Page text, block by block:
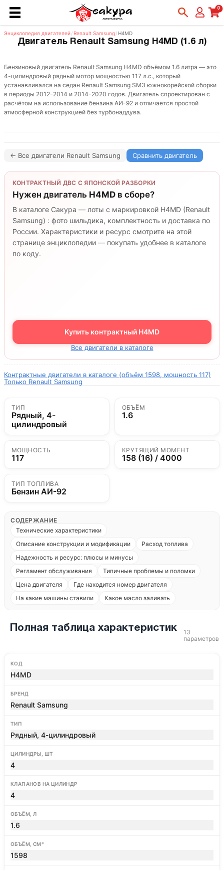
0
Энциклопедия двигателей/ Renault Samsung/ H4MD
Двигатель Renault Samsung H4MD (1.6 л)
Бензиновый двигатель Renault Samsung H4MD объёмом 1.6 литра — это
4-цилиндровый рядный мотор мощностью 117 л.с., который
устанавливался на седан Renault Samsung SM3 южнокорейской сборки
в периоды 2012-2014 и 2014-2020 годов. Двигатель спроектирован с
расчётом на использование бензина АИ-92 и отличается простой
атмосферной конструкцией без турбонаддува.
← Все двигатели Renault Samsung Сравнить двигатель
КОНТРАКТНЫЙ ДВС С ЯПОНСКОЙ РАЗБОРКИ
Нужен двигатель H4MD в сборе?
В каталоге Сакура — лоты с маркировкой H4MD (Renault
Samsung) : фото шильдика, комплектность и доставка по
России. Характеристики и ресурс смотрите на этой
странице энциклопедии — покупать удобнее в каталоге
по коду.
Купить контрактный H4MD
Все двигатели в каталоге
Контрактные двигатели в каталоге (объём 1598, мощность 117)
Только Renault Samsung
ТИП
Рядный, 4-
цилиндровый
ОБЪЁМ
1.6
МОЩНОСТЬ
117
КРУТЯЩИЙ МОМЕНТ
158 (16) / 4000
ТИП ТОПЛИВА
Бензин АИ-92
СОДЕРЖАНИЕ
Технические характеристики
Описание конструкции и модификации
Расход топлива
Надежность и ресурс: плюсы и минусы
Регламент обслуживания
Типичные проблемы и поломки
Цена двигателя
Где находится номер двигателя
На какие машины ставили
Какое масло заливать
Полная таблица характеристик
13
параметров
КОД
H4MD
БРЕНД
Renault Samsung
ТИП
Рядный, 4-цилиндровый
ЦИЛИНДРЫ, ШТ
4
КЛАПАНОВ НА ЦИЛИНДР
4
ОБЪЁМ, Л
1.6
ОБЪЁМ, СМ³
1598